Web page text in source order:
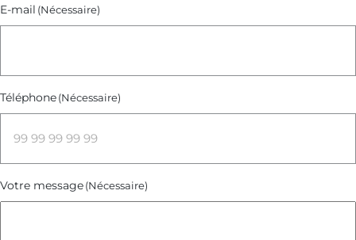
E-mail (Nécessaire)
Téléphone(Nécessaire)
Votre message(Nécessaire)